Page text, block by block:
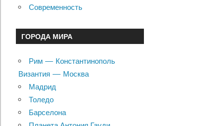
Современность
ГОРОДА МИРА
Рим — Константинополь
Византия — Москва
Мадрид
Толедо
Барселона